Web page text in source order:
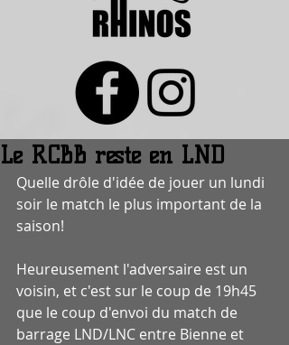
Le RCBB reste en LND
Quelle drôle d'idée de jouer un lundi
soir le match le plus important de la
saison!
Heureusement l'adversaire est un
voisin, et c'est sur le coup de 19h45
que le coup d'envoi du match de
barrage LND/LNC entre Bienne et